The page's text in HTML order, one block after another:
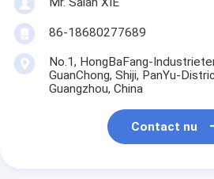
86-18680277689
No.1, HongBaFang-
GuanChong, Shiji, PanYu-
Guangzhou, China
Contact nu